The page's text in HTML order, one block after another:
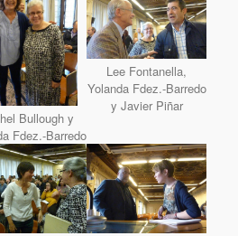
Bullough y
Fdez.-Barredo
Lee Fontanella,
Yolanda Fdez.-Barredo
y Javier Piñar